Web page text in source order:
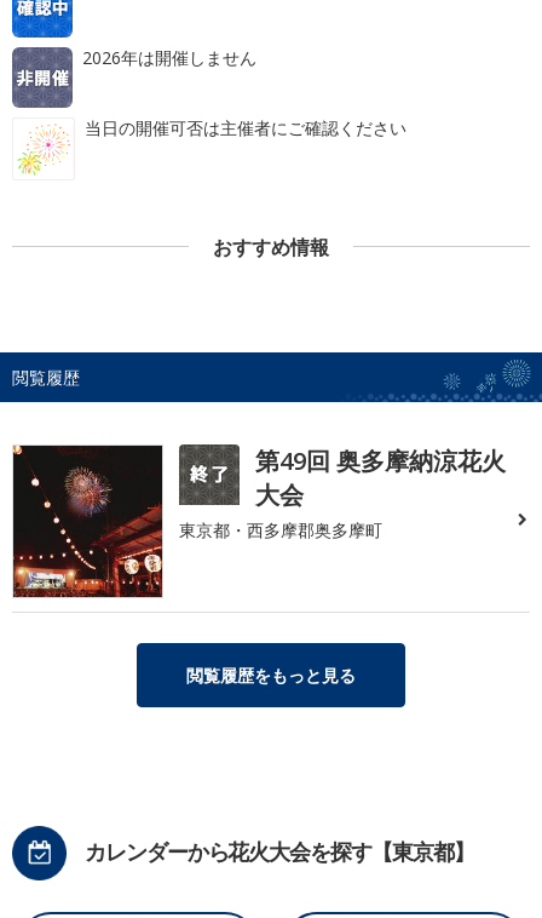
2026年は開催しません
当日の開催可否は主催者にご確認ください
おすすめ情報
閲覧履歴
第49回 奥多摩納涼花火
大会
東京都・西多摩郡奥多摩町
閲覧履歴をもっと見る
カレンダーから花火大会を探す【東京都】